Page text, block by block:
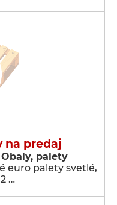
na predaj
palety
euro palety svetlé,
…